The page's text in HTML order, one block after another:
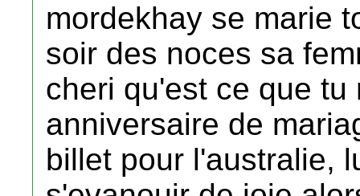
mordekhay se marie
soir des noces sa
cheri qu'est ce que
anniversaire de
billet pour l'australie,